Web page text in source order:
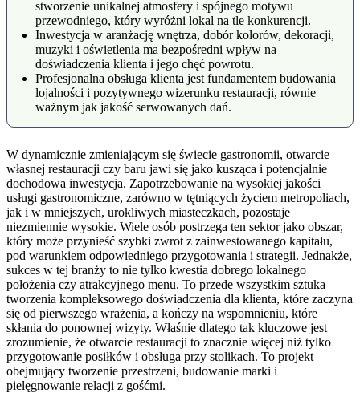
stworzenie unikalnej atmosfery i spójnego motywu
przewodniego, który wyróżni lokal na tle konkurencji.
Inwestycja w aranżację wnętrza, dobór kolorów, dekoracji,
muzyki i oświetlenia ma bezpośredni wpływ na
doświadczenia klienta i jego chęć powrotu.
Profesjonalna obsługa klienta jest fundamentem budowania
lojalności i pozytywnego wizerunku restauracji, równie
ważnym jak jakość serwowanych dań.
W dynamicznie zmieniającym się świecie gastronomii, otwarcie
własnej restauracji czy baru jawi się jako kusząca i potencjalnie
dochodowa inwestycja. Zapotrzebowanie na wysokiej jakości
usługi gastronomiczne, zarówno w tętniących życiem metropoliach,
jak i w mniejszych, urokliwych miasteczkach, pozostaje
niezmiennie wysokie. Wiele osób postrzega ten sektor jako obszar,
który może przynieść szybki zwrot z zainwestowanego kapitału,
pod warunkiem odpowiedniego przygotowania i strategii. Jednakże,
sukces w tej branży to nie tylko kwestia dobrego lokalnego
położenia czy atrakcyjnego menu. To przede wszystkim sztuka
tworzenia kompleksowego doświadczenia dla klienta, które zaczyna
się od pierwszego wrażenia, a kończy na wspomnieniu, które
skłania do ponownej wizyty. Właśnie dlatego tak kluczowe jest
zrozumienie, że otwarcie restauracji to znacznie więcej niż tylko
przygotowanie posiłków i obsługa przy stolikach. To projekt
obejmujący tworzenie przestrzeni, budowanie marki i
pielęgnowanie relacji z gośćmi.